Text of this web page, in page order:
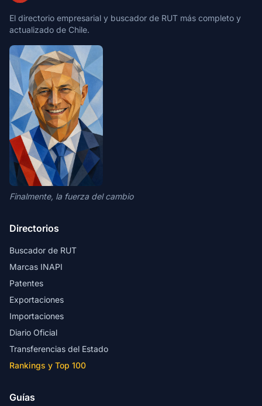
El directorio empresarial y buscador de RUT más completo y
actualizado de Chile.
Finalmente, la fuerza del cambio
Directorios
Buscador de RUT
Marcas INAPI
Patentes
Exportaciones
Importaciones
Diario Oficial
Transferencias del Estado
Rankings y Top 100
Guías